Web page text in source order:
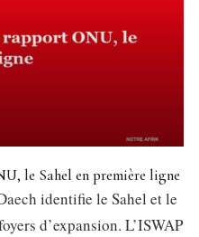
le Sahel en première ligne
identifie le Sahel et le
d’expansion. L’ISWAP